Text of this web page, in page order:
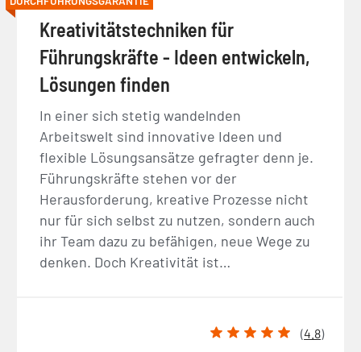
Kreativitätstechniken für
Führungskräfte - Ideen entwickeln,
Lösungen finden
In einer sich stetig wandelnden
Arbeitswelt sind innovative Ideen und
flexible Lösungsansätze gefragter denn je.
Führungskräfte stehen vor der
Herausforderung, kreative Prozesse nicht
nur für sich selbst zu nutzen, sondern auch
ihr Team dazu zu befähigen, neue Wege zu
denken. Doch Kreativität ist…
(4.8)